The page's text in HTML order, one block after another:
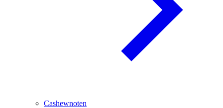
Cashewnoten